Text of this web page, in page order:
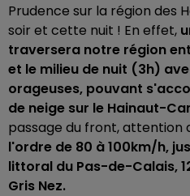
Prudence sur la région des
soir et cette nuit ! En effet,
traversera notre région
et le milieu de nuit (3h)
orageuses, pouvant
de neige sur le Hainaut-
passage du front, attention
l'ordre de 80 à 100km/h,
littoral du Pas-de-Calais,
Gris Nez.